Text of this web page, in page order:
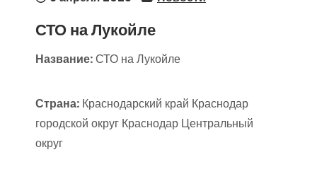
СТО на Лукойле
Название:СТО на Лукойле
Страна: Краснодарский край Краснодар
городской округ Краснодар Центральный
округ